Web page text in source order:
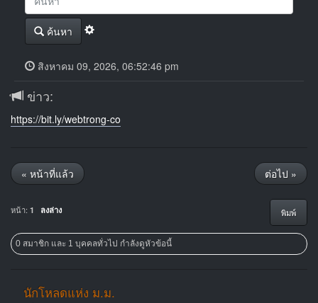
ค้นหา
สิงหาคม 09, 2026, 06:52:46 pm
ข่าว:
https://bit.ly/webtrong-co
« หน้าที่แล้ว ต่อไป »
พิมพ์
หน้า: 1 ลงล่าง
0 สมาชิก และ 1 บุคคลทั่วไป กำลังดูหัวข้อนี้
นักโหลดแห่ง ม.ม.